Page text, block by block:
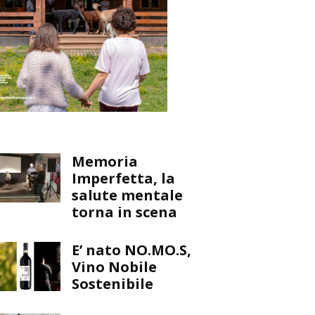
Memoria
Imperfetta, la
salute mentale
torna in scena
E’ nato NO.MO.S,
Vino Nobile
Sostenibile